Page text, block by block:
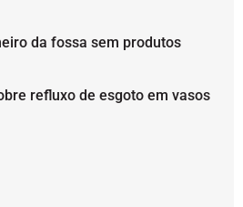
da fossa sem produtos
refluxo de esgoto em vasos